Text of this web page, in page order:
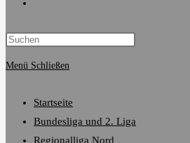
Suche
umschalten
Menü Schließen
Startseite
Bundesliga und 2. Liga
Regionalliga Nord